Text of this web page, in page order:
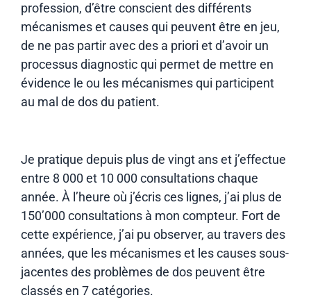
profession, d’être conscient des différents
mécanismes et causes qui peuvent être en jeu,
de ne pas partir avec des a priori et d’avoir un
processus diagnostic qui permet de mettre en
évidence le ou les mécanismes qui participent
au mal de dos du patient.
Je pratique depuis plus de vingt ans et j’effectue
entre 8 000 et 10 000 consultations chaque
année. À l’heure où j’écris ces lignes, j’ai plus de
150’000 consultations à mon compteur. Fort de
cette expérience, j’ai pu observer, au travers des
années, que les mécanismes et les causes sous-
jacentes des problèmes de dos peuvent être
classés en 7 catégories.